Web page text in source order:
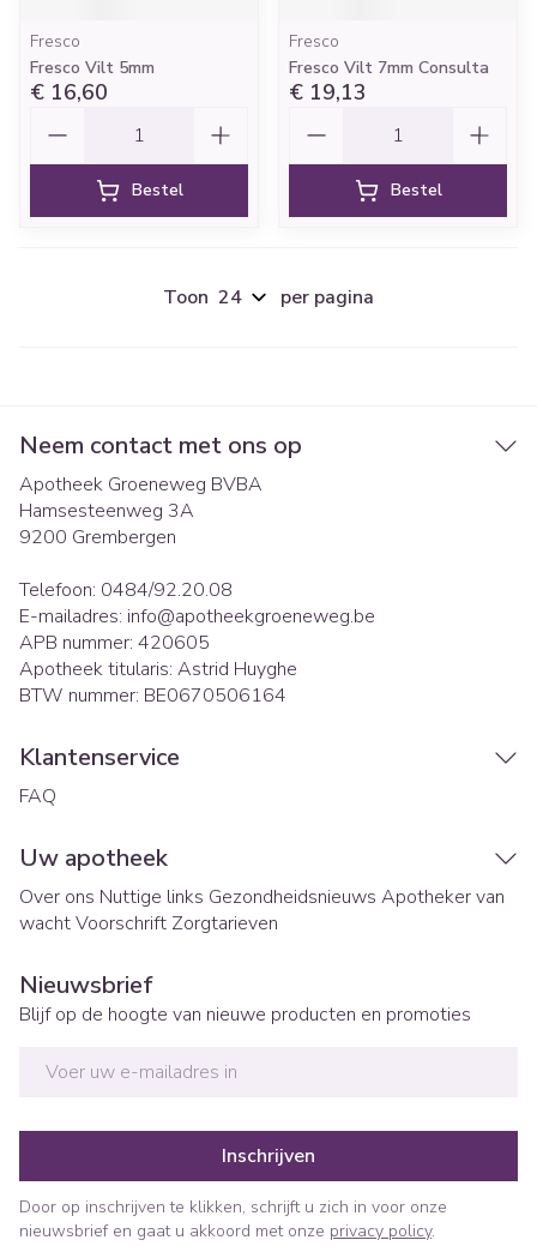
Fresco
Fresco Vilt 5mm
€ 16,60
Bestel
Fresco
Fresco Vilt 7mm Consulta
€ 19,13
Bestel
Toon per pagina
Neem contact met ons op
Apotheek Groeneweg BVBA
Hamsesteenweg 3A
9200 Grembergen
Telefoon: 0484/92.20.08
E-mailadres: info@apotheekgroeneweg.be
APB nummer: 420605
Apotheek titularis: Astrid Huyghe
BTW nummer: BE0670506164
Klantenservice
FAQ
Uw apotheek
Over ons Nuttige links Gezondheidsnieuws Apotheker van
wachtVoorschrift Zorgtarieven
Nieuwsbrief
Blijf op de hoogte van nieuwe producten en promoties
Inschrijven
Door op inschrijven te klikken, schrijft u zich in voor onze
nieuwsbrief en gaat u akkoord met onze privacy policy.